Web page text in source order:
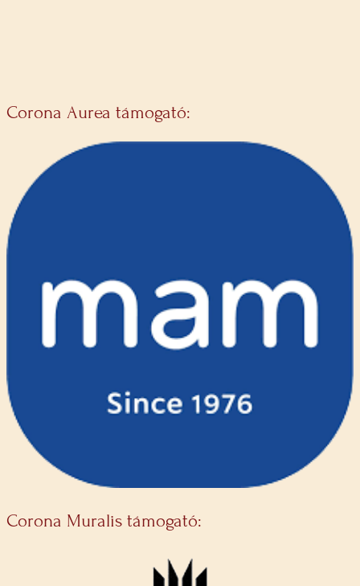
Corona Aurea támogató:
Corona Muralis támogató: